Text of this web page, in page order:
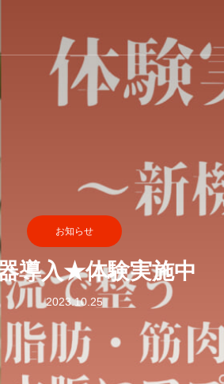
お知らせ
導入★体験実施中
2023.10.25